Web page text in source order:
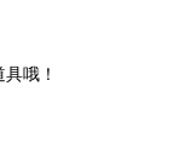
哦！